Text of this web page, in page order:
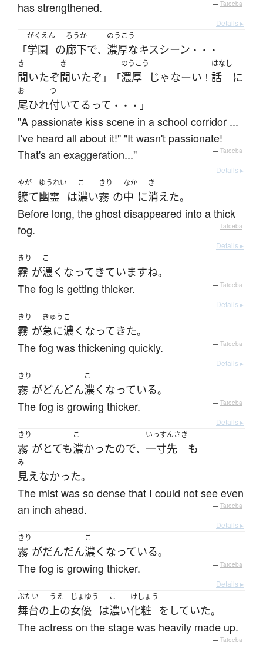
has strengthened. — Tatoeba
Details ▸
「
がくえん
学園 の
ろうか
廊下で、
のうこう
濃厚なキスシーン ・・・
き
聞いたぞ
き
聞いたぞ 」「
のうこう
濃厚 じゃなーい ！
はなし
話 に
お
尾ひれ
つ
付いてる って ・・・」
"A passionate kiss scene in a school corridor ...
I've heard all about it!" "It wasn't passionate!
That's an exaggeration..."
— Tatoeba
Details ▸
やが
軈て
ゆうれい
幽霊 は
こ
濃い
きり
霧 の
なか
中 に
き
消えた。
Before long, the ghost disappeared into a thick
fog.
— Tatoeba
Details ▸
きり
霧 が
こ
濃く なって きていますね。
The fog is getting thicker. — Tatoeba
Details ▸
きり
霧 が
きゅう
急に
こ
濃く なって きた。
The fog was thickening quickly. — Tatoeba
Details ▸
きり
霧 がどんどん
こ
濃く なっている。
The fog is growing thicker. — Tatoeba
Details ▸
きり
霧 がとても
こ
濃かったので、
いっすんさき
一寸先 も
み
見えなかった。
The mist was so dense that I could not see even
an inch ahead.
— Tatoeba
Details ▸
きり
霧 がだんだん
こ
濃く なっている。
The fog is growing thicker. — Tatoeba
Details ▸
ぶたい
舞台の
うえ
上の
じょゆう
女優 は
こ
濃い
けしょう
化粧 を していた。
The actress on the stage was heavily made up.
— Tatoeba